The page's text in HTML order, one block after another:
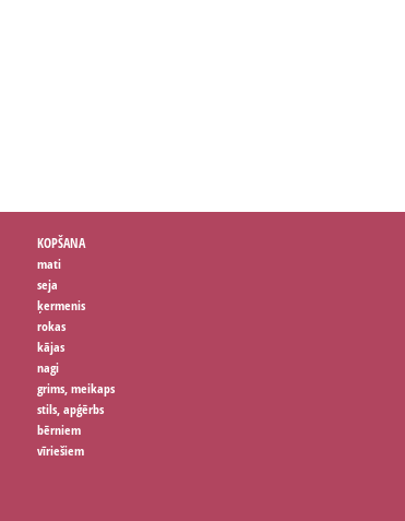
KOPŠANA
mati
seja
ķermenis
rokas
kājas
nagi
grims, meikaps
stils, apģērbs
bērniem
vīriešiem